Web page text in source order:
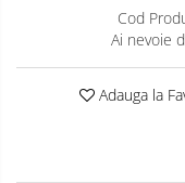
Cod
Ai nevoie
Adauga la